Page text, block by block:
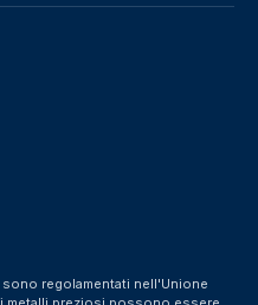
regolamentati nell'Unione